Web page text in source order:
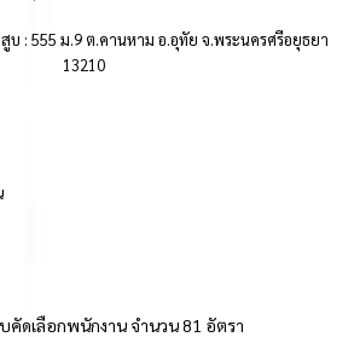
: 555 ม.9 ต.คานหาม อ.อุทัย จ.พระนครศรีอยุธยา
13210
ดเลือกพนักงาน จำนวน 81 อัตรา